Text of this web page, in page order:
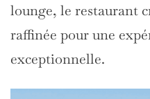
lounge, le restaurant
raffinée pour une
exceptionnelle.